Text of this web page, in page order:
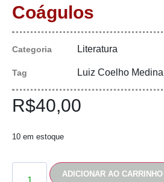
Coágulos
Categoria Literatura
Tag Luiz Coelho Medina
R$40,00
10 em estoque
ADICIONAR AO CARRINHO